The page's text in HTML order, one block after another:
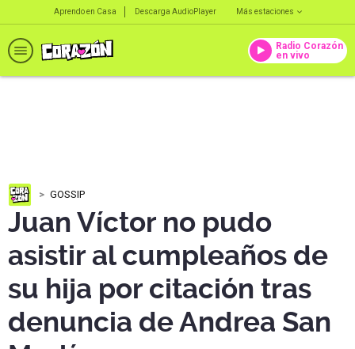
Aprendo en Casa Descarga AudioPlayer Más estaciones
Radio Corazón
en vivo
GOSSIP
Juan Víctor no pudo
asistir al cumpleaños de
su hija por citación tras
denuncia de Andrea San